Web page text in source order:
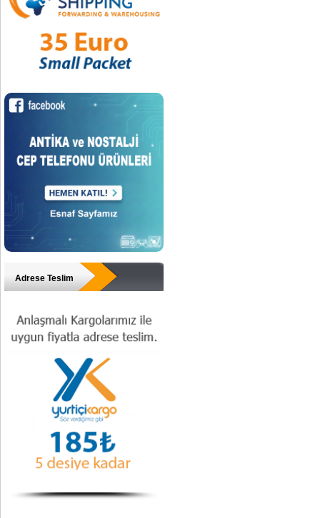
Adrese Teslim